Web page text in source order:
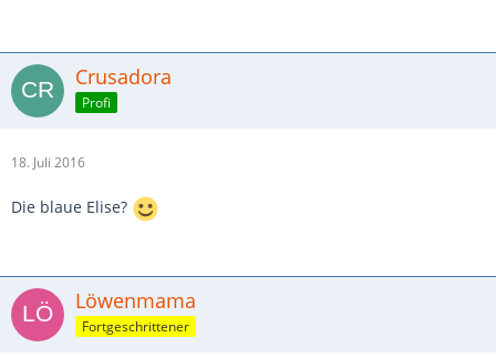
Crusadora
Profi
18. Juli 2016
Die blaue Elise?
Löwenmama
Fortgeschrittener